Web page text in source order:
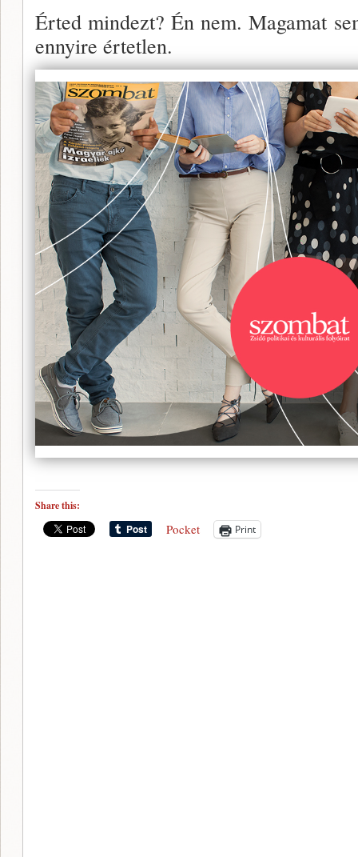
Érted mindezt? Én nem. Magamat
ennyire értetlen.
Share this:
Pocket Print